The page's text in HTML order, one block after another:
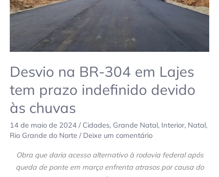
Desvio na BR-304 em Lajes
tem prazo indefinido devido
às chuvas
14 de maio de 2024 / Cidades, Grande Natal, Interior, Natal,
Rio Grande do Norte / Deixe um comentário
Obra que daria acesso alternativo à rodovia federal após
queda de ponte em março enfrenta atrasos por causa do
indefinido
devido